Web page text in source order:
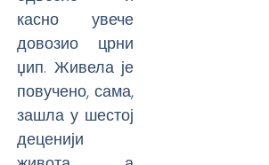
касно увече
довозио црни
џип. Живела је
повучено, сама,
зашла у шестој
деценији